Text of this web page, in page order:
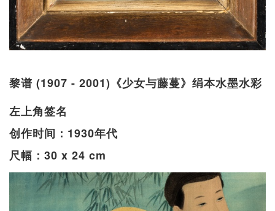
黎谱 (1907 - 2001)《少女与藤蔓》绢本水墨水彩
左上角签名
创作时间：1930年代
尺幅：30 x 24 cm